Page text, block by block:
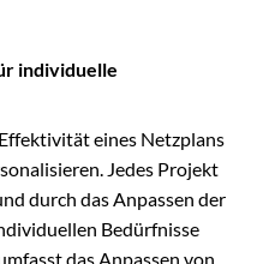
individuelle
eines Netzplans
Jedes Projekt
durch das Anpassen der
Bedürfnisse
das Anpassen von